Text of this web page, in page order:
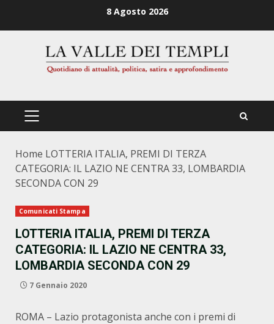
8 Agosto 2026
PRIMÄRES
Home LOTTERIA ITALIA, PREMI DI TERZA
CATEGORIA: IL LAZIO NE CENTRA 33, LOMBARDIA
SECONDA CON 29
Comunicati Stampa
LOTTERIA ITALIA, PREMI DI TERZA
CATEGORIA: IL LAZIO NE CENTRA 33,
LOMBARDIA SECONDA CON 29
7 Gennaio 2020
ROMA – Lazio protagonista anche con i premi di